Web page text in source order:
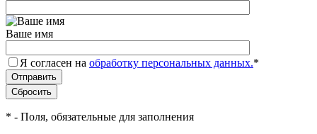
Ваше имя
Я согласен на обработку персональных данных.*
* - Поля, обязательные для заполнения